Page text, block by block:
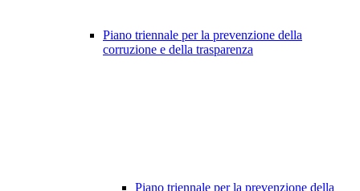
Piano triennale per la prevenzione della
corruzione e della trasparenza
Piano triennale per la prevenzione della